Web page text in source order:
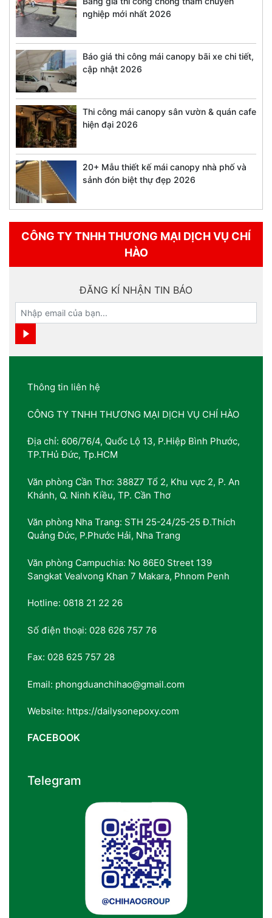
nghiệp mới nhất 2026
Báo giá thi công mái canopy bãi xe chi tiết,
cập nhật 2026
Thi công mái canopy sân vườn & quán cafe
hiện đại 2026
20+ Mẫu thiết kế mái canopy nhà phố và
sảnh đón biệt thự đẹp 2026
CÔNG TY TNHH THƯƠNG MẠI DỊCH VỤ CHÍ
HÀO
ĐĂNG KÍ NHẬN TIN BÁO
Thông tin liên hệ
CÔNG TY TNHH THƯƠNG MẠI DỊCH VỤ CHÍ HÀO
Địa chỉ: 606/76/4, Quốc Lộ 13, P.Hiệp Bình Phước,
TP.THủ Đức, Tp.HCM
Văn phòng Cần Thơ: 388Z7 Tổ 2, Khu vực 2, P. An
Khánh, Q. Ninh Kiều, TP. Cần Thơ
Văn phòng Nha Trang: STH 25-24/25-25 Đ.Thích
Quảng Đức, P.Phước Hải, Nha Trang
Văn phòng Campuchia: No 86E0 Street 139
Sangkat Vealvong Khan 7 Makara, Phnom Penh
Hotline: 0818 21 22 26
Số điện thoại: 028 626 757 76
Fax: 028 625 757 28
Email: phongduanchihao@gmail.com
Website: https://dailysonepoxy.com
FACEBOOK
Telegram